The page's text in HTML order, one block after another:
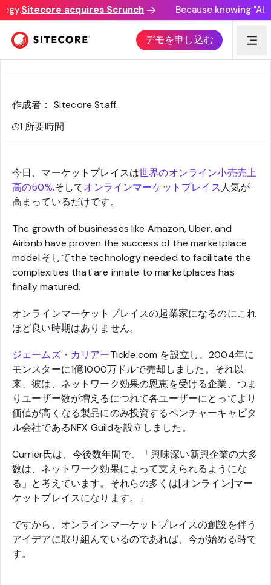
Sitecore acquires Scrunch Because knowing "AI
デモを申し込む
今すぐオンラインマーケットプレイスを立ち上げるべき3
つの理由
作成者： Sitecore Staff.
1 所要時間
今日、マーケットプレイスは世界のオンライン小売売上
高の50%.そしてオンラインマーケットプレイス人気が
高まっているだけです。
The growth of businesses like Amazon, Uber, and
Airbnb have proven the success of the marketplace
model.そしてthe technology needed to facilitate the
complexities that are innate to marketplaces has
finally matured.
オンラインマーケットプレイスの起業家になるのにこれ
ほど良い時期はありません。
ジェームズ・カリアーTickle.com を設立し、2004年に
モンスターに1億1000万ドルで売却しました。それ以
来、彼は、ネットワーク効果の恩恵を受ける企業、つま
りユーザー数が増えるにつれて各ユーザーにとってより
価値が高くなる製品にのみ投資するベンチャーキャピタ
ル会社であるNFX Guildを設立しました。
Currier氏は、今後数年間で、「興味深い新興企業の大多
数は、ネットワーク効果によって支えられるようにな
る」と考えています。それらの多くは[オンライン]マー
ケットプレイスになります。」
ですから、オンラインマーケットプレイスの創設を伴う
アイデアに取り組んでいるのであれば、今が始める時で
す。